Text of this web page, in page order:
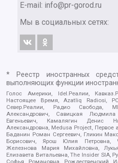
E-mail: info@pr-gorod.ru
Мы в социальных сетях:
* Реестр иностранных
выполняющих функции
Голос Америки, Idel.Реалии,
Настоящее Время, Azatliq Radiosi,
Север.Реалии, Радио Свобода,
Александрович, Савицкая
Евгеньевич, Камалягин Денис
Александровна, Medusa Project, Первое
Баданин Роман Сергеевич, Гликин
Борисович, Ярош Юлия Петровна,
Железнова Мария Михайловна,
Елизавета Витальевна, The Insider SIA,
Софья Романовна, Рождественский